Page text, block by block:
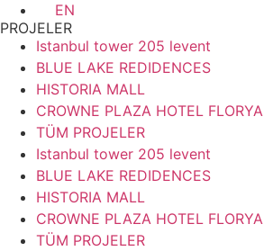
EN
PROJELER
Istanbul tower 205 levent
BLUE LAKE REDIDENCES
HISTORIA MALL
CROWNE PLAZA HOTEL FLORYA
TÜM PROJELER
Istanbul tower 205 levent
BLUE LAKE REDIDENCES
HISTORIA MALL
CROWNE PLAZA HOTEL FLORYA
TÜM PROJELER